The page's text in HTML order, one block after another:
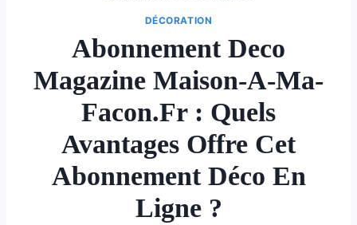
DÉCORATION
Abonnement Deco
Magazine Maison-A-Ma-
Facon.fr : Quels
Avantages Offre Cet
Abonnement Déco En
Ligne ?